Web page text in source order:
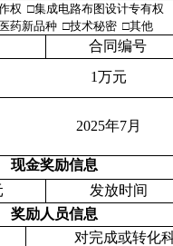
权 □集成电路布图设计专有权
药新品种 □技术秘密 □其他
合同编号
1万元
2025年7月
现金奖励信息
发放时间
奖励人员信息
对完成或转化